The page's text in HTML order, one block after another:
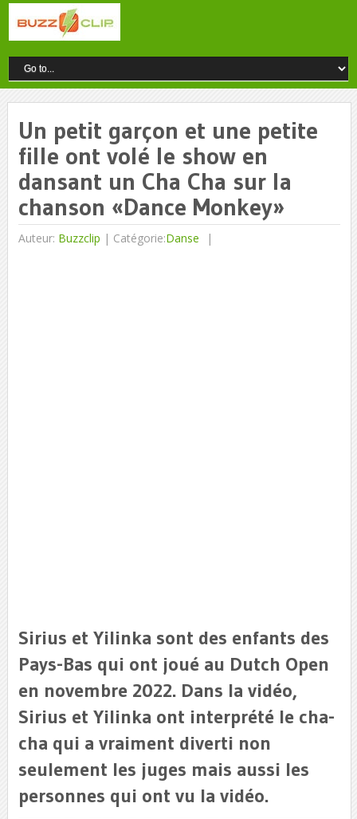
Un petit garçon et une petite
fille ont volé le show en
dansant un Cha Cha sur la
chanson «Dance Monkey»
Auteur: Buzzclip | Catégorie:Danse
Sirius et Yilinka sont des enfants des
Pays-Bas qui ont joué au Dutch Open
en novembre 2022. Dans la vidéo,
Sirius et Yilinka ont interprété le cha-
cha qui a vraiment diverti non
seulement les juges mais aussi les
personnes qui ont vu la vidéo.